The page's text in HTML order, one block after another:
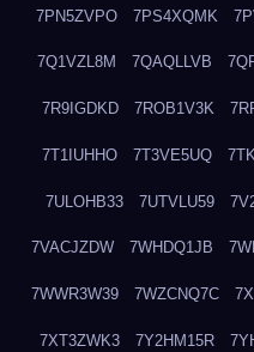
7PN5ZVPO 7PS4XQMK
7Q1VZL8M 7QAQLLVB
7R9IGDKD 7ROB1V3K
7T1IUHHO 7T3VE5UQ
7ULOHB33 7UTVLU59
7VACJZDW 7WHDQ1JB
7WWR3W39 7WZCNQ7C
7XT3ZWK3 7Y2HM15R